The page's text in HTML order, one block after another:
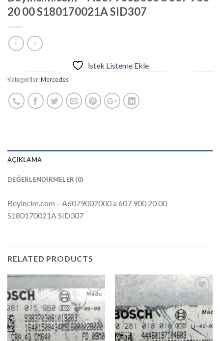
20 00 S180170021A SID307
İstek Listeme Ekle
Kategoriler:Mercedes
AÇIKLAMA
DEĞERLENDIRMELER (0)
Beyincim.com – A6079002000 a 607 900 20 00
S180170021A SID307
RELATED PRODUCTS
İstek
Listeme
Ekle
İstek
Listeme
Ekle